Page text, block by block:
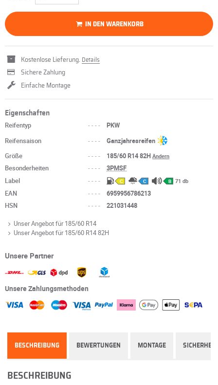
IN DEN WARENKORB
Kostenlose Lieferung. Details
Sichere Zahlung
Einfache Montage
Eigenschaften
Reifentyp ----
PKW
Reifensaison
----
Ganzjahresreifen
Größe
---- 185/60 R14 82HÄndern
Besonderheiten ----
3PMSF
Label
---- C C B 71 db
EAN ----
6959956786213
HSN
---- 221031448
Unser Angebot für 185/60 R14
Unser Angebot für 185/60 R14 82H
Unsere Partner
Unsere Zahlungsmethoden
BESCHREIBUNG BEWERTUNGEN MONTAGE SICHERHEIT
BESCHREIBUNG